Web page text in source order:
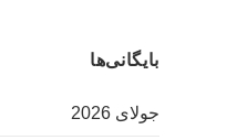
بایگانی‌ها
جولای 2026